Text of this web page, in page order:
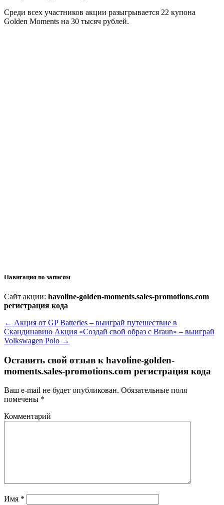
Среди всех участников акции разыгрывается 22 купона
Golden Moments на 30 тысяч рублей.
Навигация по записям
Сайт акции: havoline-golden-moments.sales-promotions.com
регистрация кода
← Акция от GP Batteries – выиграй путешествие в
Скандинавию Акция «Создай свой образ с Braun» – выиграй
Volkswagen Polo →
Оставить свой отзыв к havoline-golden-
moments.sales-promotions.com регистрация кода
Ваш e-mail не будет опубликован. Обязательные поля
помечены *
Комментарий
Имя *